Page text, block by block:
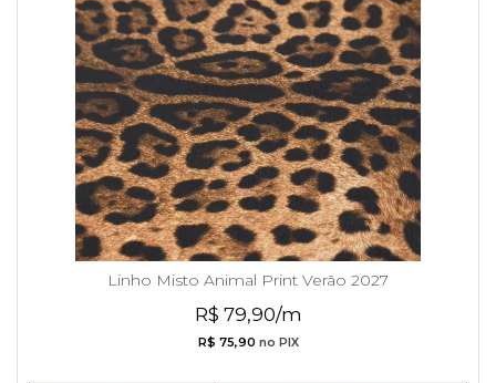
Linho Misto Animal Print Verão 2027
R$ 79,90/m
R$ 75,90 no PIX